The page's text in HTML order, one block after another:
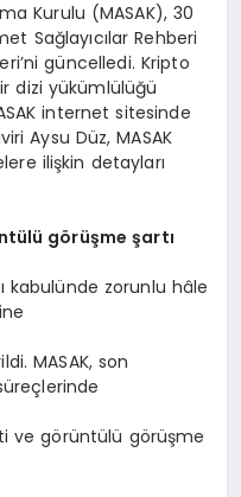
Kurulu (MASAK), 30
Sağlayıcılar Rehberi
güncelledi. Kripto
dizi yükümlülüğü
internet sitesinde
Aysu Düz, MASAK
ilişkin detayları
görüşme şartı
kabulünde zorunlu hâle
MASAK, son
ve görüntülü görüşme